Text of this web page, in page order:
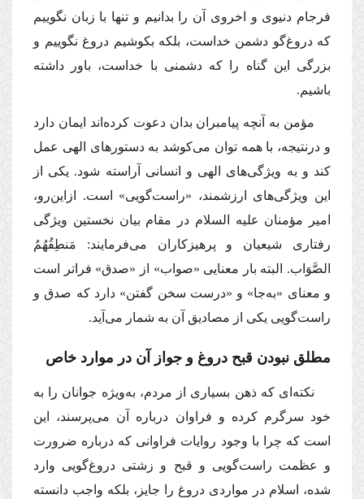
فرجام دنیوی و اخروی آن را بدانیم و تنها با زبان نگوییم
كه دروغ‌گو دشمن خداست، بلكه بكوشیم دروغ نگوییم و
بزرگی این گناه را كه دشمنی با خداست، باور داشته
باشیم.
مؤمن به آنچه پیامبران بدان دعوت كرده‌اند ایمان دارد
و درنتیجه، با همه توان می‌كوشد به دستورهای الهی عمل
كند و به ویژگی‌های الهی و انسانی آراسته شود. یكی از
این ویژگی‌های ارزشمند، «راست‌گویی» است. ازاین‌رو،
امیر مؤمنان علیه السلام در مقام بیان نخستین ویژگی
رفتاری شیعیان و پرهیزكاران می‌فرمایند: مَنطِقُهُمُ
الصَّوَاب. البته بار معنایی «صواب» از «صدق» فراتر است
و معنای «به‌جا» و «درست سخن گفتن» دارد كه صدق و
راست‌گویی یكی از مصادیق آن به شمار می‌آید.
مطلق نبودن قبح دروغ و جواز آن در موارد خاص
نكته‌ای كه ذهن بسیاری از مردم، به‌ویژه جوانان را به
خود سرگرم كرده و فراوان درباره آن می‌پرسند، این
است كه چرا با وجود روایات فراوانی كه درباره ضرورت
و عظمت راست‌گویی و قبح و زشتی دروغ‌گویی وارد
شده، اسلام در مواردی دروغ را جایز، بلكه واجب دانسته